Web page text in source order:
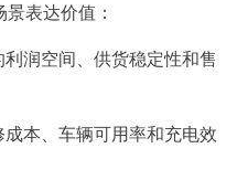
表达价值：
润空间、供货稳定性和售
本、车辆可用率和充电效